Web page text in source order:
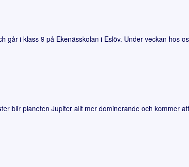
i klass 9 på Ekenässkolan i Eslöv. Under veckan hos
blir planeten Jupiter allt mer dominerande och kommer